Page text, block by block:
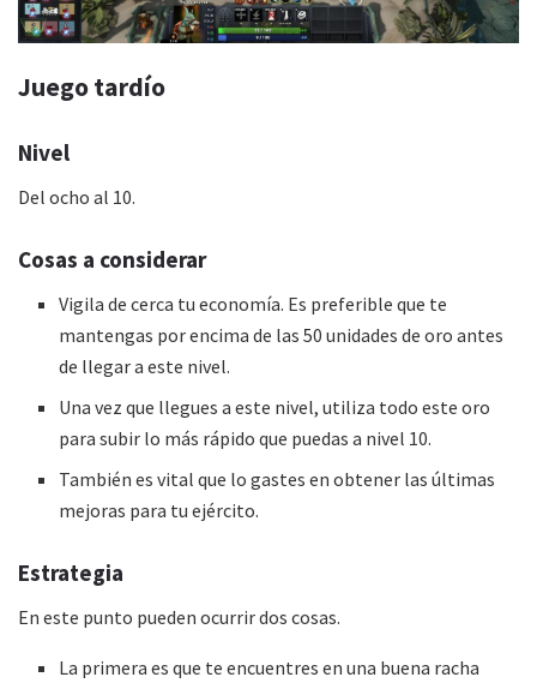
Juego tardío
Nivel
Del ocho al 10.
Cosas a considerar
Vigila de cerca tu economía. Es preferible que te
mantengas por encima de las 50 unidades de oro antes
de llegar a este nivel.
Una vez que llegues a este nivel, utiliza todo este oro
para subir lo más rápido que puedas a nivel 10.
También es vital que lo gastes en obtener las últimas
mejoras para tu ejército.
Estrategia
En este punto pueden ocurrir dos cosas.
La primera es que te encuentres en una buena racha